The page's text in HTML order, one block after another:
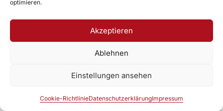
optimieren.
Akzeptieren
Ablehnen
Einstellungen ansehen
Cookie-RichtlinieDatenschutzerklärungImpressum
Zur DAV Webseite